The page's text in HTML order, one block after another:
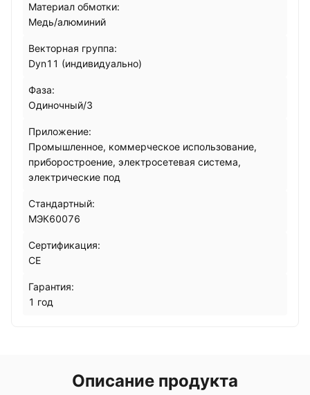
Материал обмотки:
Медь/алюминий
Векторная группа:
Dyn11 (индивидуально)
Фаза:
Одиночный/3
Приложение:
Промышленное, коммерческое использование,
приборостроение, электросетевая система,
электрические под
Стандартный:
МЭК60076
Сертификация:
CE
Гарантия:
1 год
Описание продукта